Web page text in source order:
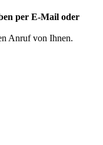
per E-Mail oder
Anruf von Ihnen.